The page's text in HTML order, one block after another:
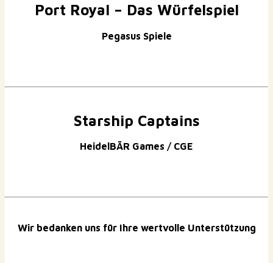
Port Royal – Das Würfelspiel
Pegasus Spiele
Starship Captains
HeidelBÄR Games / CGE
Wir bedanken uns für Ihre wertvolle Unterstützung